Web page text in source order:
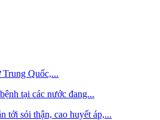
Quốc,...
tại các nước đang...
tới sỏi thận, cao huyết áp,...